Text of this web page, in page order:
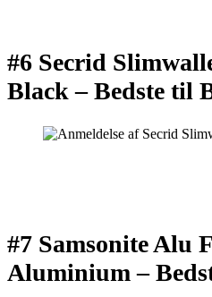
#6 Secrid
Black –Bedste til
#7 Samsonite Alu
Aluminium –